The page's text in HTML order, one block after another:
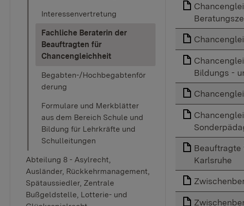
Interessenvertretung
Fachliche Beraterin der
Beauftragten für
Chancengleichheit(current)
Begabten-/Hochbegabtenför
derung
Formulare und Merkblätter
aus dem Bereich Schule und
Bildung für Lehrkräfte und
Schulleitungen
Abteilung 8 - Asylrecht,
Ausländer, Rückkehrmanagement,
Spätaussiedler, Zentrale
Bußgeldstelle, Lotterie- und
Bildungs -
Beauftragte
Karlsruhe